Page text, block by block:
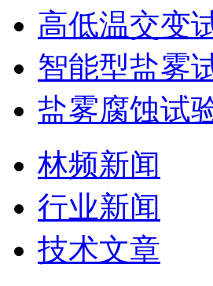
高低温交变
智能型盐雾
盐雾腐蚀试
林频新闻
行业新闻
技术文章